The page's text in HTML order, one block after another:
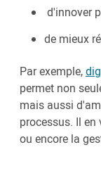
d'innover
de mieux
Par exemple,
permet non
mais aussi
processus. Il
ou encore la